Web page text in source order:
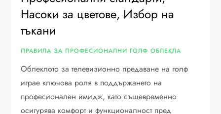
Насоки за цветове, Избор на
тъкани
ПРАВИЛА ЗА ПРОФЕСИОНАЛНИ ГОЛФ ОБЛЕКЛА
Облеклото за телевизионно предаване на голф
играе ключова роля в поддържането на
професионален имидж, като същевременно
осигурява комфорт и функционалност пред